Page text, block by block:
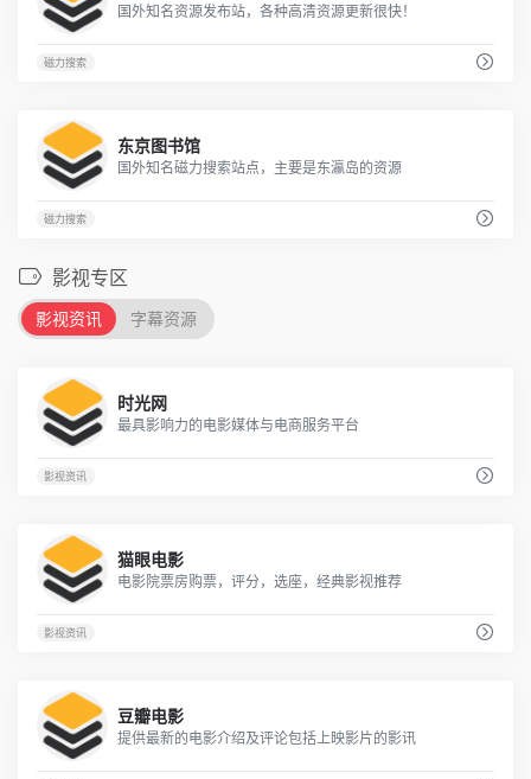
国外知名资源发布站，各种高清资源更新很快！
磁力搜索
东京图书馆
国外知名磁力搜索站点，主要是东瀛岛的资源
磁力搜索
影视专区
影视资讯 字幕资源
时光网
最具影响力的电影媒体与电商服务平台
影视资讯
猫眼电影
电影院票房购票，评分，选座，经典影视推荐
影视资讯
豆瓣电影
提供最新的电影介绍及评论包括上映影片的影讯